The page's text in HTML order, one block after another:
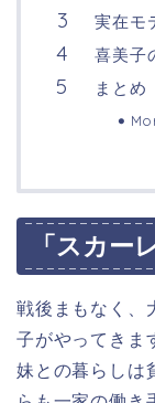
実在モ
喜美子
まとめ
「スカー
戦後まもなく、
子がやってきま
妹との暮らしは